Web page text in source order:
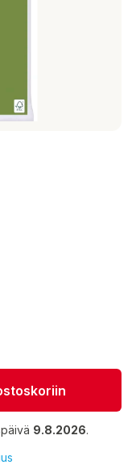
9.8.2026.